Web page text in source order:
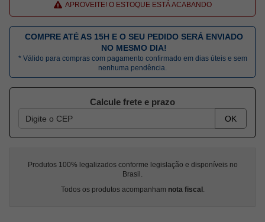
APROVEITE! O ESTOQUE ESTÁ ACABANDO
COMPRE ATÉ AS 15H E O SEU PEDIDO SERÁ ENVIADO
NO MESMO DIA!
* Válido para compras com pagamento confirmado em dias úteis e sem
nenhuma pendência.
Calcule frete e prazo
OK
Produtos 100% legalizados conforme legislação e disponíveis no
Brasil.
Todos os produtos acompanham nota fiscal .